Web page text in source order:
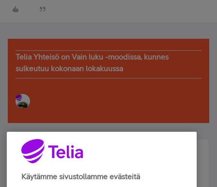
Telia Yhteisö on Vain luku -moodissa, kunnes
sulkeutuu kokonaan lokakuussa
Älä jää paitsi – osallistu ja voita!
Tilaa Telian uutiskirje ja olet mukana arvonnassa.
Käytämme sivustollamme evästeitä